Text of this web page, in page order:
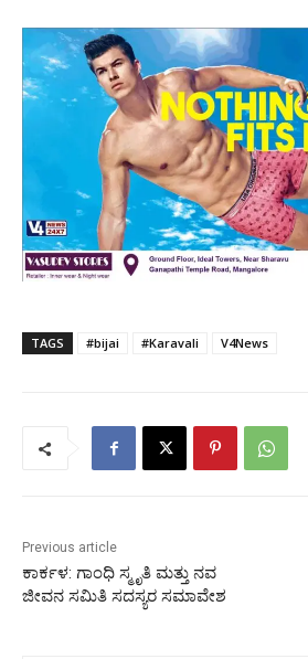
TAGS #bijai #Karavali V4News
Previous article
ಕಾರ್ಕಳ: ಗಾಂಧಿ ಸ್ಮೃತಿ ಮತ್ತು ನವ
ಜೀವನ ಸಮಿತಿ ಸದಸ್ಯರ ಸಮಾವೇಶ